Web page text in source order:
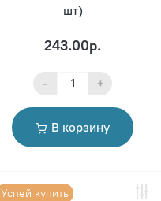
шт)
243.00р.
- +
В корзину
Успей купить